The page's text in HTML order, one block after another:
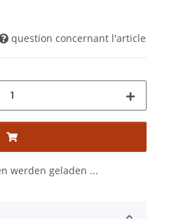
question concernant l'article
werden geladen ...